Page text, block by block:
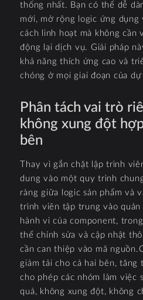
thống nhất. Bạn có thể dễ
mới, mở rộng logic ứng dụng
cách linh hoạt mà không cần
động lại dịch vụ. Giải pháp
khả năng thích ứng cao và
chóng ở mọi giai đoạn của dự
Phân tách vai trò
không xung đột
bên
Thay vì gắn chặt lập trình
dung vào một quy trình
ràng giữa logic sản phẩm và
trình viên tập trung vào
hành vi của component,
thể chỉnh sửa và cập nhật
cần can thiệp vào mã
giảm tải cho cả hai bên, tăng
cho phép các nhóm làm việc
quả, không xung đột, không